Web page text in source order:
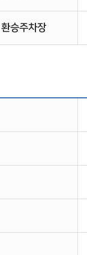
환승주차장